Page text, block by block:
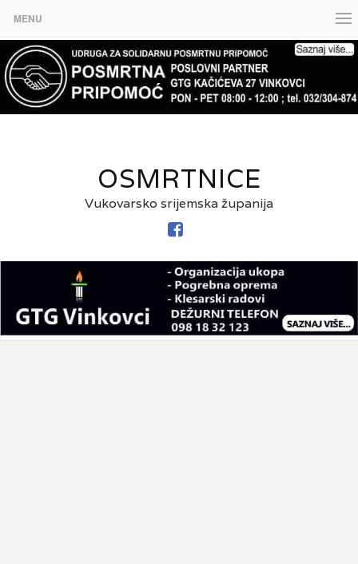
MENU
OSMRTNICE
Vukovarsko srijemska županija